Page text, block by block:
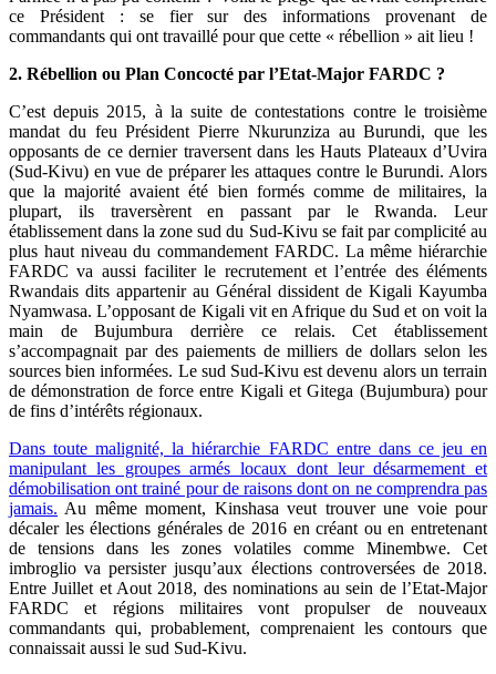
ce Président : se fier sur des informations provenant de
commandants qui ont travaillé pour que cette « rébellion » ait lieu !
2. Rébellion ou Plan Concocté par l’Etat-Major FARDC ?
C’est depuis 2015, à la suite de contestations contre le troisième
mandat du feu Président Pierre Nkurunziza au Burundi, que les
opposants de ce dernier traversent dans les Hauts Plateaux d’Uvira
(Sud-Kivu) en vue de préparer les attaques contre le Burundi. Alors
que la majorité avaient été bien formés comme de militaires, la
plupart, ils traversèrent en passant par le Rwanda. Leur
établissement dans la zone sud du Sud-Kivu se fait par complicité au
plus haut niveau du commandement FARDC. La même hiérarchie
FARDC va aussi faciliter le recrutement et l’entrée des éléments
Rwandais dits appartenir au Général dissident de Kigali Kayumba
Nyamwasa. L’opposant de Kigali vit en Afrique du Sud et on voit la
main de Bujumbura derrière ce relais. Cet établissement
s’accompagnait par des paiements de milliers de dollars selon les
sources bien informées. Le sud Sud-Kivu est devenu alors un terrain
de démonstration de force entre Kigali et Gitega (Bujumbura) pour
de fins d’intérêts régionaux.
Dans toute malignité, la hiérarchie FARDC entre dans ce jeu en
manipulant les groupes armés locaux dont leur désarmement et
démobilisation ont trainé pour de raisons dont on ne comprendra pas
jamais. Au même moment, Kinshasa veut trouver une voie pour
décaler les élections générales de 2016 en créant ou en entretenant
de tensions dans les zones volatiles comme Minembwe. Cet
imbroglio va persister jusqu’aux élections controversées de 2018.
Entre Juillet et Aout 2018, des nominations au sein de l’Etat-Major
FARDC et régions militaires vont propulser de nouveaux
commandants qui, probablement, comprenaient les contours que
connaissait aussi le sud Sud-Kivu.